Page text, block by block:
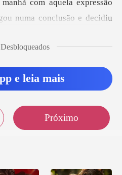
numa conclusão e decidiu
e leia mais
Próximo